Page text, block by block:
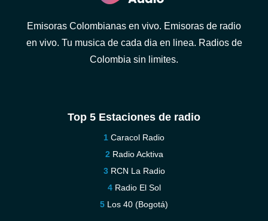
Emisoras Colombianas en vivo. Emisoras de radio
en vivo. Tu musica de cada dia en linea. Radios de
Colombia sin limites.
Top 5 Estaciones de radio
Caracol Radio
Radio Acktiva
RCN La Radio
Radio El Sol
Los 40 (Bogotá)